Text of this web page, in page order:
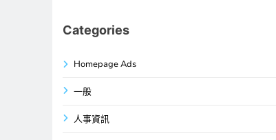
Categories
Homepage Ads
一般
人事資訊